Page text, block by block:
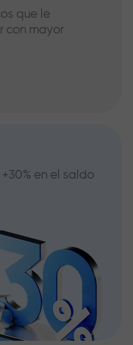
que le
con mayor
en el saldo